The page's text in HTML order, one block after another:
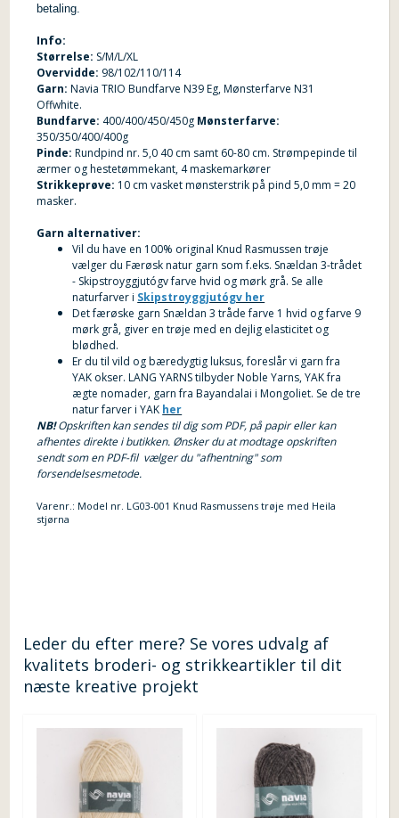
betaling.
Info:
Størrelse: S/M/L/XL
Overvidde: 98/102/110/114
Garn: Navia TRIO Bundfarve N39 Eg, Mønsterfarve N31
Offwhite.
Bundfarve: 400/400/450/450g Mønsterfarve:
350/350/400/400g
Pinde: Rundpind nr. 5,0 40 cm samt 60-80 cm. Strømpepinde til
ærmer og hestetømmekant, 4 maskemarkører
Strikkeprøve: 10 cm vasket mønsterstrik på pind 5,0 mm = 20
masker.
Garn alternativer:
Vil du have en 100% original Knud Rasmussen trøje
vælger du Færøsk natur garn som f.eks. Snældan 3-trådet
- Skipstroyggjutógv farve hvid og mørk grå. Se alle
naturfarver i Skipstroyggjutógv her
Det færøske garn Snældan 3 tråde farve 1 hvid og farve 9
mørk grå, giver en trøje med en dejlig elasticitet og
blødhed.
Er du til vild og bæredygtig luksus, foreslår vi garn fra
YAK okser. LANG YARNS tilbyder Noble Yarns, YAK fra
ægte nomader, garn fra Bayandalai i Mongoliet. Se de tre
natur farver i YAK her
NB!Opskriften kan sendes til dig som PDF, på papir eller kan
afhentes direkte i butikken. Ønsker du at modtage opskriften
sendt som en PDF-fil vælger du "afhentning" som
forsendelsesmetode.
Varenr.: Model nr. LG03-001 Knud Rasmussens trøje med Heila
stjørna
Leder du efter mere? Se vores udvalg af
kvalitets broderi- og strikkeartikler til dit
næste kreative projekt